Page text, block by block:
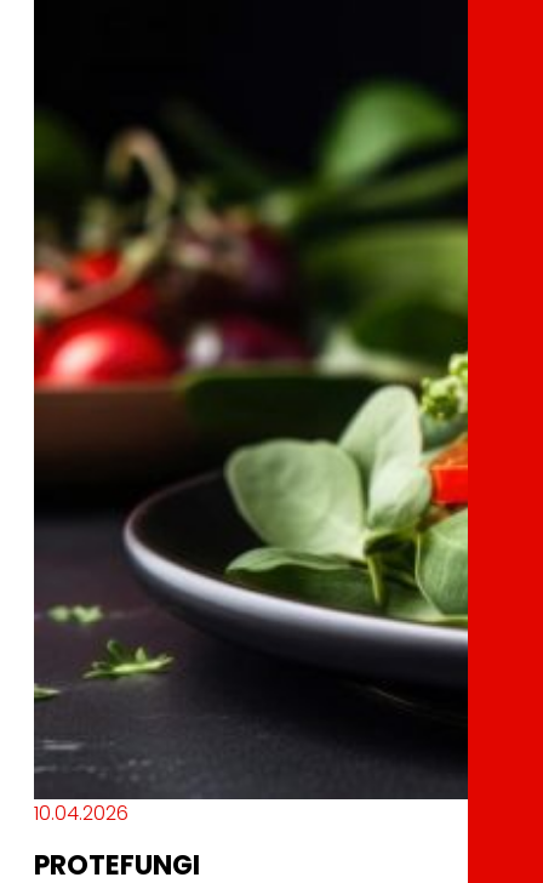
10.04.2026
PROTEFUNGI